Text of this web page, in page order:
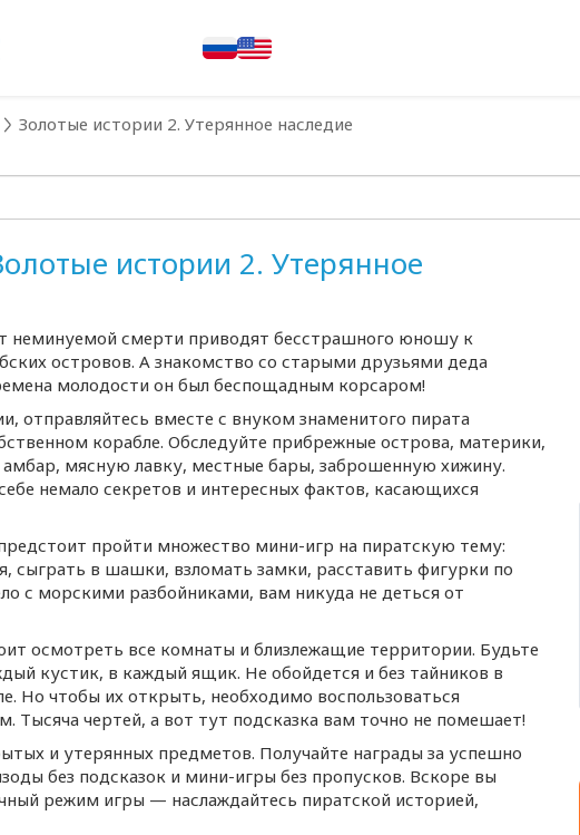
Золотые истории 2. Утерянное наследие
истории 2. Утерянное
неминуемой смерти приводят бесстрашного юношу к
островов. А знакомство со старыми друзьями деда
молодости он был беспощадным корсаром!
отправляйтесь вместе с внуком знаменитого пирата
корабле. Обследуйте прибрежные острова, материки,
мясную лавку, местные бары, заброшенную хижину.
немало секретов и интересных фактов, касающихся
пройти множество мини-игр на пиратскую тему:
сыграть в шашки, взломать замки, расставить фигурки по
с морскими разбойниками, вам никуда не деться от
осмотреть все комнаты и близлежащие территории. Будьте
кустик, в каждый ящик. Не обойдется и без тайников в
Но чтобы их открыть, необходимо воспользоваться
Тысяча чертей, а вот тут подсказка вам точно не помешает!
и утерянных предметов. Получайте награды за успешно
без подсказок и мини-игры без пропусков. Вскоре вы
режим игры — наслаждайтесь пиратской историей,